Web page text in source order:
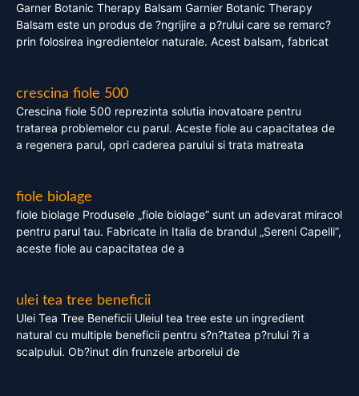
Garner Botanic Therapy Balsam Garnier Botanic Therapy
Balsam este un produs de ?ngrijire a p?rului care se remarc?
prin folosirea ingredientelor naturale. Acest balsam, fabricat
crescina fiole 500
Crescina fiole 500 reprezinta solutia inovatoare pentru
tratarea problemelor cu parul. Aceste fiole au capacitatea de
a regenera parul, opri caderea parului si trata matreata
fiole biolage
fiole biolage Produsele „fiole biolage” sunt un adevarat miracol
pentru parul tau. Fabricate in Italia de brandul „Sereni Capelli”,
aceste fiole au capacitatea de a
ulei tea tree beneficii
Ulei Tea Tree Beneficii Uleiul tea tree este un ingredient
natural cu multiple beneficii pentru s?n?tatea p?rului ?i a
scalpului. Ob?inut din frunzele arborelui de